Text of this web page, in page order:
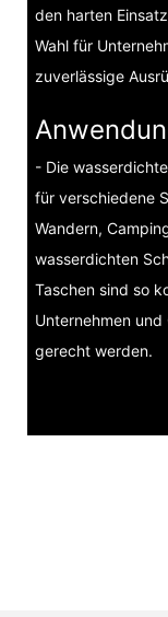
den harten
Wahl für
zuverlässige
- Die
für verschiedene
Wandern,
wasserdichten
Taschen sind so
Unternehmen
gerecht werden.